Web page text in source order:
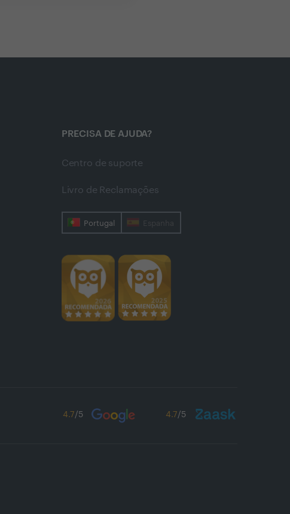
PRECISA DE AJUDA?
Centro de suporte
Livro de Reclamações
Portugal Espanha
4.7/5 4.7/5